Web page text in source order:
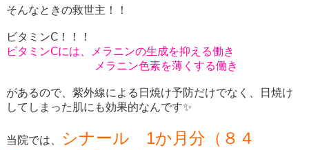
そんなときの救世主！！
ビタミンⅭ！！！
ビタミンⅭには、メラニンの生成を抑える働き
メラニン色素を薄くする働き
があるので、紫外線による日焼け予防だけでなく、日焼け
してしまった肌にも効果的なんです✨
当院では、
シナール 1か月分（８４